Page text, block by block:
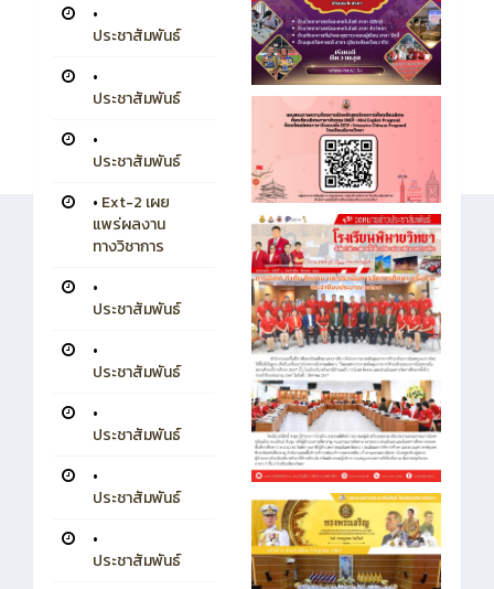
•
ประชาสัมพันธ์
•
ประชาสัมพันธ์
•
ประชาสัมพันธ์
• Ext-2 เผย
แพร่ผลงาน
ทางวิชาการ
•
ประชาสัมพันธ์
•
ประชาสัมพันธ์
•
ประชาสัมพันธ์
•
ประชาสัมพันธ์
•
ประชาสัมพันธ์